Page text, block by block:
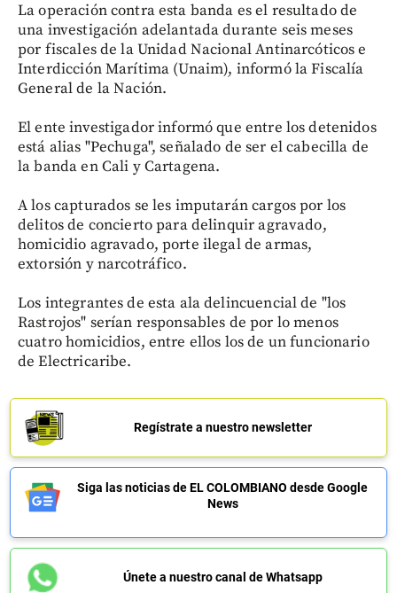
La operación contra esta banda es el resultado de
una investigación adelantada durante seis meses
por fiscales de la Unidad Nacional Antinarcóticos e
Interdicción Marítima (Unaim), informó la Fiscalía
General de la Nación.
El ente investigador informó que entre los detenidos
está alias "Pechuga", señalado de ser el cabecilla de
la banda en Cali y Cartagena.
A los capturados se les imputarán cargos por los
delitos de concierto para delinquir agravado,
homicidio agravado, porte ilegal de armas,
extorsión y narcotráfico.
Los integrantes de esta ala delincuencial de "los
Rastrojos" serían responsables de por lo menos
cuatro homicidios, entre ellos los de un funcionario
de Electricaribe.
Regístrate a nuestro newsletter
Siga las noticias de EL COLOMBIANO desde Google
News
Únete a nuestro canal de Whatsapp